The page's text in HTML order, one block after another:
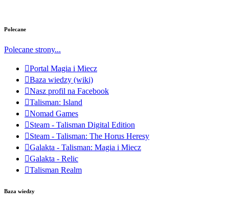
Polecane
Polecane strony...
Portal Magia i Miecz
Baza wiedzy (wiki)
Nasz profil na Facebook
Talisman: Island
Nomad Games
Steam - Talisman Digital Edition
Steam - Talisman: The Horus Heresy
Galakta - Talisman: Magia i Miecz
Galakta - Relic
Talisman Realm
Baza wiedzy